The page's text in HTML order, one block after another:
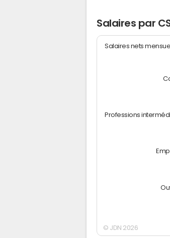
Salaires par
Salaires nets
Professions
© JDN 2026